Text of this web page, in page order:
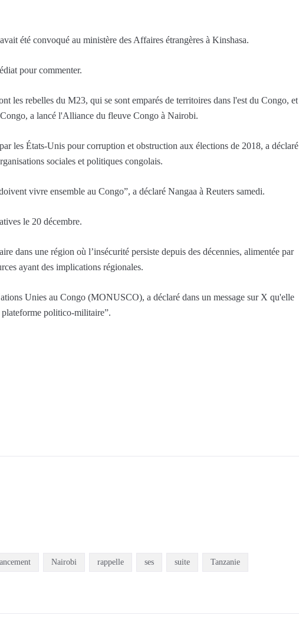
été convoqué au ministère des Affaires étrangères à Kinshasa.
pour commenter.
les rebelles du M23, qui se sont emparés de territoires dans l'est du Congo, et
a lancé l'Alliance du fleuve Congo à Nairobi.
les États-Unis pour corruption et obstruction aux élections de 2018, a déclaré
sociales et politiques congolais.
vivre ensemble au Congo”, a déclaré Nangaa à Reuters samedi.
le 20 décembre.
dans une région où l’insécurité persiste depuis des décennies, alimentée par
ayant des implications régionales.
Unies au Congo (MONUSCO), a déclaré dans un message sur X qu'elle
plateforme politico-militaire”.
Nairobi rappelle ses suite Tanzanie